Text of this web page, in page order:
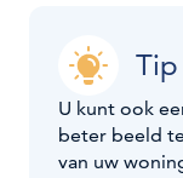
Tip
U kunt ook
beter beeld
van uw